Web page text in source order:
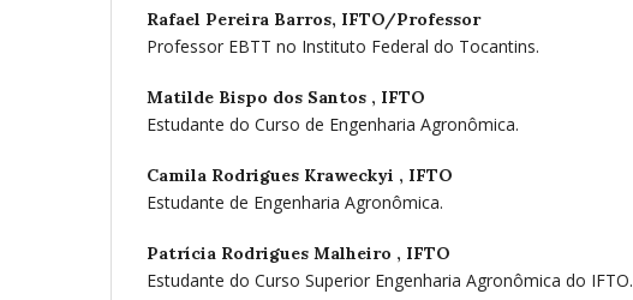
Rafael Pereira Barros, IFTO/Professor
Professor EBTT no Instituto Federal do Tocantins.
Matilde Bispo dos Santos , IFTO
Estudante do Curso de Engenharia Agronômica.
Camila Rodrigues Kraweckyi , IFTO
Estudante de Engenharia Agronômica.
Patrícia Rodrigues Malheiro , IFTO
Estudante do Curso Superior Engenharia Agronômica do IFTO.